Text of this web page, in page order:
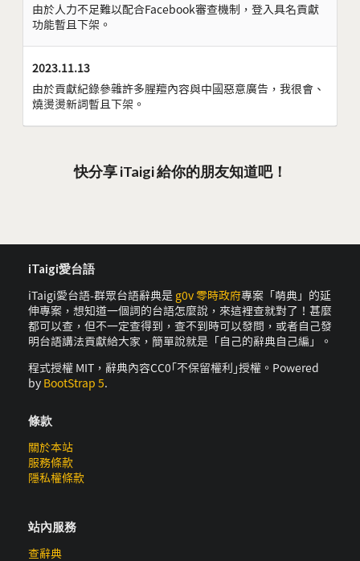
由於人力不足難以配合Facebook審查機制，登入具名貢獻
功能暫且下架。
2023.11.13
由於貢獻紀錄參雜許多腥羶內容與中國惡意廣告，我很會、
燒燙燙新詞暫且下架。
快分享 iTaigi 給你的朋友知道吧！
iTaigi愛台語
iTaigi愛台語-群眾台語辭典是 g0v 零時政府專案「萌典」的延
伸專案，想知道一個詞的台語怎麼說，來這裡查就對了！甚麼
都可以查，但不一定查得到，查不到時可以發問，或者自己發
明台語講法貢獻給大家，簡單說就是「自己的辭典自己編」。
程式授權 MIT，辭典內容CC0｢不保留權利｣授權。Powered
by BootStrap 5.
條款
關於本站
服務條款
隱私權條款
站內服務
查辭典